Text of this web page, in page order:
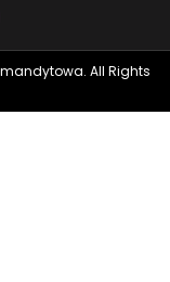
All Rights